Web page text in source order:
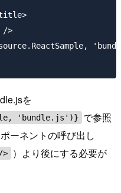
/>
を
'bundle.js')}
で参照
ーネントの呼び出し
>
）より後にする必要が